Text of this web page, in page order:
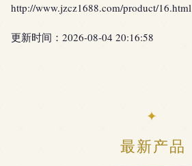
http://www.jzcz1688.com/product/16.html
更新时间：2026-08-04 20:16:58
最新产品